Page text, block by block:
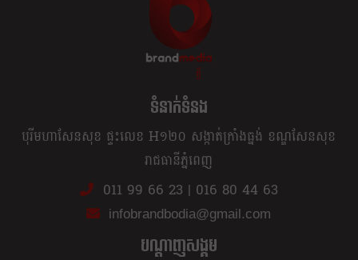
ខ្លឹម ខ្លី រហ័ស
ទំនាក់ទំនង
បុរីមហាសែនសុខ ផ្ទះលេខ H១២០ សង្កាត់ក្រាំងធ្នង់ ខណ្ឌសែនសុខ
រាជធានីភ្នំពេញ
011 99 66 23 | 016 80 44 63
infobrandbodia@gmail.com
បណ្ដាញសង្គម